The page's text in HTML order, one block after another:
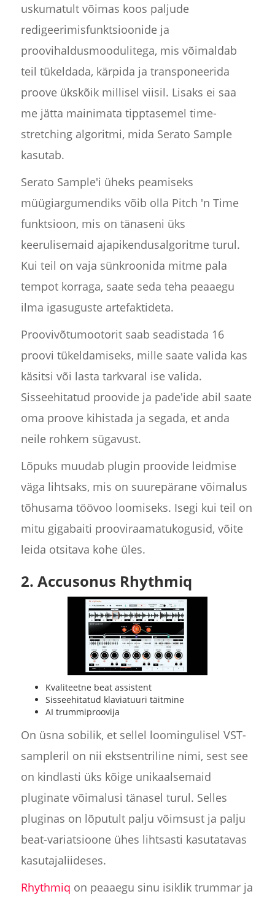
uskumatult võimas koos paljude
redigeerimisfunktsioonide ja
proovihaldusmoodulitega, mis võimaldab
teil tükeldada, kärpida ja transponeerida
proove ükskõik millisel viisil. Lisaks ei saa
me jätta mainimata tipptasemel time-
stretching algoritmi, mida Serato Sample
kasutab.
Serato Sample'i üheks peamiseks
müügiargumendiks võib olla Pitch 'n Time
funktsioon, mis on tänaseni üks
keerulisemaid ajapikendusalgoritme turul.
Kui teil on vaja sünkroonida mitme pala
tempot korraga, saate seda teha peaaegu
ilma igasuguste artefaktideta.
Proovivõtumootorit saab seadistada 16
proovi tükeldamiseks, mille saate valida kas
käsitsi või lasta tarkvaral ise valida.
Sisseehitatud proovide ja pade'ide abil saate
oma proove kihistada ja segada, et anda
neile rohkem sügavust.
Lõpuks muudab plugin proovide leidmise
väga lihtsaks, mis on suurepärane võimalus
tõhusama töövoo loomiseks. Isegi kui teil on
mitu gigabaiti prooviraamatukogusid, võite
leida otsitava kohe üles.
2. Accusonus Rhythmiq
Kvaliteetne beat assistent
Sisseehitatud klaviatuuri täitmine
AI trummiproovija
On üsna sobilik, et sellel loomingulisel VST-
sampleril on nii ekstsentriline nimi, sest see
on kindlasti üks kõige unikaalsemaid
pluginate võimalusi tänasel turul. Selles
pluginas on lõputult palju võimsust ja palju
beat-variatsioone ühes lihtsasti kasutatavas
kasutajaliideses.
Rhythmiq on peaaegu sinu isiklik trummar ja